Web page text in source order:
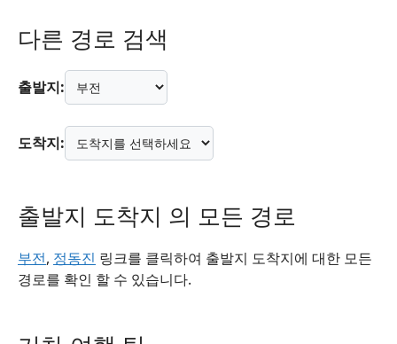
다른 경로 검색
출발지:
도착지:
출발지 도착지 의 모든 경로
부전, 정동진 링크를 클릭하여 출발지 도착지에 대한 모든
경로를 확인 할 수 있습니다.